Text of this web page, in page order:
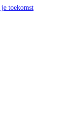
toekomst